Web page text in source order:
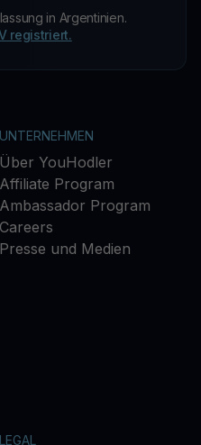
in Argentinien.
registriert.
UNTERNEHMEN
Über YouHodler
Affiliate Program
Ambassador Program
Careers
Presse und Medien
LEGAL